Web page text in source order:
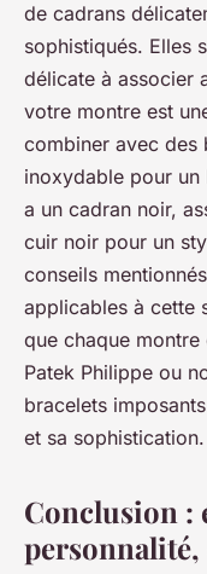
de cadrans
sophistiqués. Elles
délicate à associer
votre montre est
combiner avec des
inoxydable pour
a un cadran noir,
cuir noir pour un
conseils
applicables à cette
que chaque
Patek Philippe ou
bracelets
et sa sophistication.
Conclusion :
personnalité,